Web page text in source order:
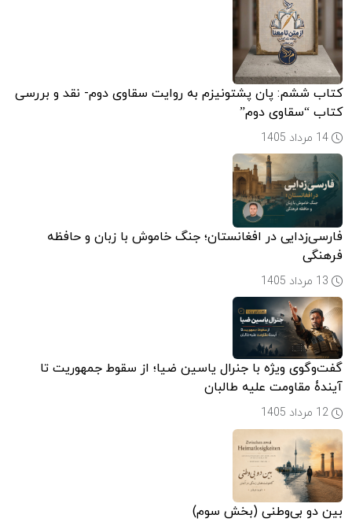
حقوق
بشر
کتاب ششم: پان پشتونیزم به روایت سقاوی دوم- نقد و بررسی
کتاب “سقاوی دوم”
فارسی‌زدایی در افغانستان؛ جنگ خاموش با زبان و حافظه
فرهنگی
گفت‌وگوی ویژه با جنرال یاسین ضیا؛ از سقوط جمهوریت تا
آیندۀ مقاومت علیه طالبان
بین دو بی‌وطنی (بخش سوم)